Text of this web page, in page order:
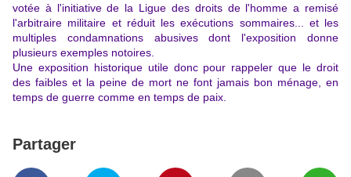
votée à l'initiative de la Ligue des droits de l'homme a remisé
l'arbitraire militaire et réduit les exécutions sommaires... et les
multiples condamnations abusives dont l'exposition donne
plusieurs exemples notoires.
Une exposition historique utile donc pour rappeler que le droit
des faibles et la peine de mort ne font jamais bon ménage, en
temps de guerre comme en temps de paix.
Partager